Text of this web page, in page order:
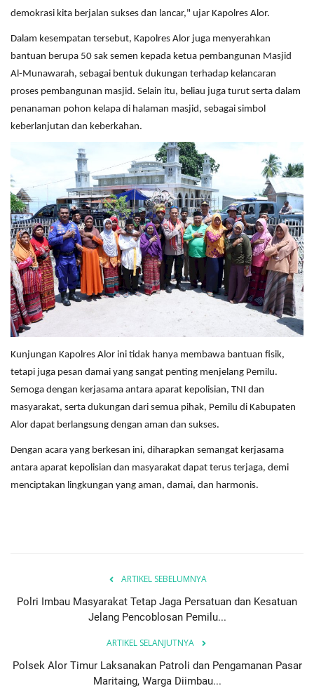
demokrasi kita berjalan sukses dan lancar," ujar Kapolres Alor.
Dalam kesempatan tersebut, Kapolres Alor juga menyerahkan
bantuan berupa 50 sak semen kepada ketua pembangunan Masjid
Al-Munawarah, sebagai bentuk dukungan terhadap kelancaran
proses pembangunan masjid. Selain itu, beliau juga turut serta dalam
penanaman pohon kelapa di halaman masjid, sebagai simbol
keberlanjutan dan keberkahan.
Kunjungan Kapolres Alor ini tidak hanya membawa bantuan fisik,
tetapi juga pesan damai yang sangat penting menjelang Pemilu.
Semoga dengan kerjasama antara aparat kepolisian, TNI dan
masyarakat, serta dukungan dari semua pihak, Pemilu di Kabupaten
Alor dapat berlangsung dengan aman dan sukses.
Dengan acara yang berkesan ini, diharapkan semangat kerjasama
antara aparat kepolisian dan masyarakat dapat terus terjaga, demi
menciptakan lingkungan yang aman, damai, dan harmonis.
ARTIKEL SEBELUMNYA
Polri Imbau Masyarakat Tetap Jaga Persatuan dan Kesatuan
Jelang Pencoblosan Pemilu...
ARTIKEL SELANJUTNYA
Polsek Alor Timur Laksanakan Patroli dan Pengamanan Pasar
Maritaing, Warga Diimbau...